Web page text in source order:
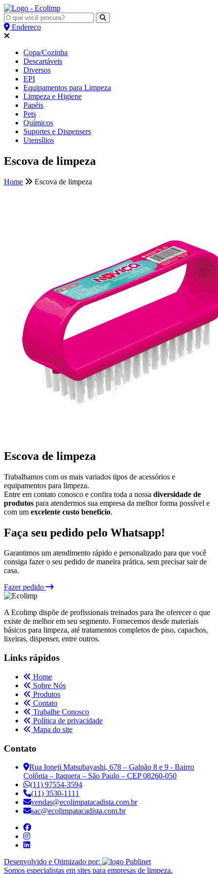
Endereço
Copa/Cozinha
Descartáveis
Diversos
EPI
Equipamentos para Limpeza
Limpeza e Higiene
Papéis
Pets
Químicos
Suportes e Dispensers
Utensílios
Escova de limpeza
Home Escova de limpeza
Escova de limpeza
Trabalhamos com os mais variados tipos de acessórios e
equipamentos para limpeza.
Entre em contato conosco e confira toda a nossa diversidade de
produtos para atendermos sua empresa da melhor forma possível e
com um excelente custo benefício.
Faça seu pedido pelo Whatsapp!
Garantimos um atendimento rápido e personalizado para que você
consiga fazer o seu pedido de maneira prática, sem precisar sair de
casa.
Fazer pedido
A Ecolimp dispõe de profissionais treinados para lhe oferecer o que
existe de melhor em seu segmento. Fornecemos desde materiais
básicos para limpeza, até tratamentos completos de piso, capachos,
lixeiras, dispenser, entre outros.
Links rápidos
Home
Sobre Nós
Produtos
Contato
Trabalhe Conosco
Política de privacidade
Mapa do site
Contato
Rua Ioneji Matsubayashi, 678 – Galpão 8 e 9 - Bairro
Colônia – Itaquera – São Paulo – CEP 08260-050
(11) 97554-3594
(11) 3530-1111
vendas@ecolimpatacadista.com.br
sac@ecolimpatacadista.com.br
Desenvolvido e Otimizado por:
Somos especialistas em sites para empresas de limpeza.